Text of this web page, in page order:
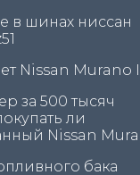
в шинах ниссан
Nissan Murano
за 500 тысяч
ли
Nissan
бака